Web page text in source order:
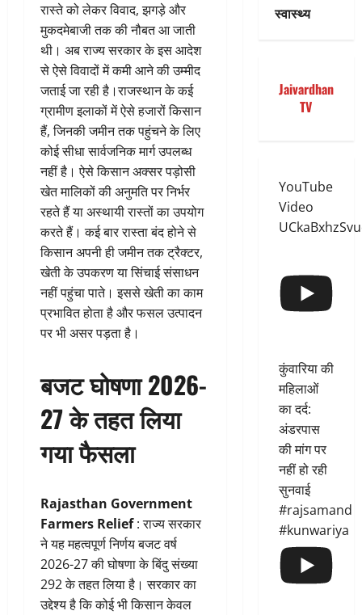
रास्ते को लेकर विवाद, झगड़े और
मुकदमेबाजी तक की नौबत आ जाती
थी। अब राज्य सरकार के इस आदेश
से ऐसे विवादों में कमी आने की उम्मीद
जताई जा रही है।राजस्थान के कई
ग्रामीण इलाकों में ऐसे हजारों किसान
हैं, जिनकी जमीन तक पहुंचने के लिए
कोई सीधा सार्वजनिक मार्ग उपलब्ध
नहीं है। ऐसे किसान अक्सर पड़ोसी
खेत मालिकों की अनुमति पर निर्भर
रहते हैं या अस्थायी रास्तों का उपयोग
करते हैं। कई बार रास्ता बंद होने से
किसान अपनी ही जमीन तक ट्रैक्टर,
खेती के उपकरण या सिंचाई संसाधन
नहीं पहुंचा पाते। इससे खेती का काम
प्रभावित होता है और फसल उत्पादन
पर भी असर पड़ता है।
बजट घोषणा 2026-
27 के तहत लिया
गया फैसला
Rajasthan Government
Farmers Relief: राज्य सरकार
ने यह महत्वपूर्ण निर्णय बजट वर्ष
2026-27 की घोषणा के बिंदु संख्या
292 के तहत लिया है। सरकार का
उद्देश्य है कि कोई भी किसान केवल
स्वास्थ्य
Jaivardhan
TV
YouTube
Video
कुंवारिया की
महिलाओं
का दर्द:
अंडरपास
की मांग पर
नहीं हो रही
सुनवाई
#rajsamand
#kunwariya